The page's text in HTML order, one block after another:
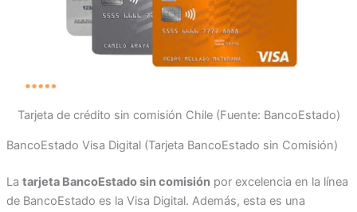
Tarjeta de crédito sin comisión Chile (Fuente: BancoEstado)
BancoEstado Visa Digital (Tarjeta BancoEstado sin Comisión)
La tarjeta BancoEstado sin comisiónpor excelencia en la línea
de BancoEstado es la Visa Digital. Además, esta es una